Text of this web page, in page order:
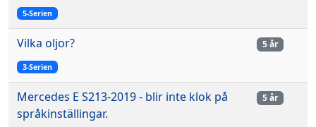
5-Serien
Vilka oljor?
3-Serien
5 år
Mercedes E S213-2019 - blir inte klok på
språkinställingar.
5 år